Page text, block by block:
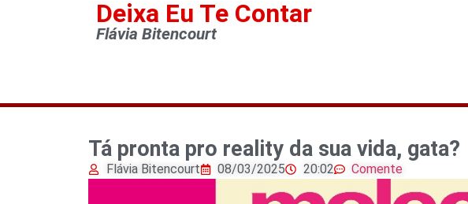
Deixa Eu Te Contar
Flávia Bitencourt
Tá pronta pro reality da sua vida, gata?
Flávia Bitencourt 08/03/2025 20:02 Comente